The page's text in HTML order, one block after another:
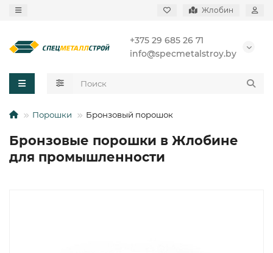
Жлобин
+375 29 685 26 71
info@specmetalstroy.by
Порошки Бронзовый порошок
Бронзовые порошки в Жлобине
для промышленности